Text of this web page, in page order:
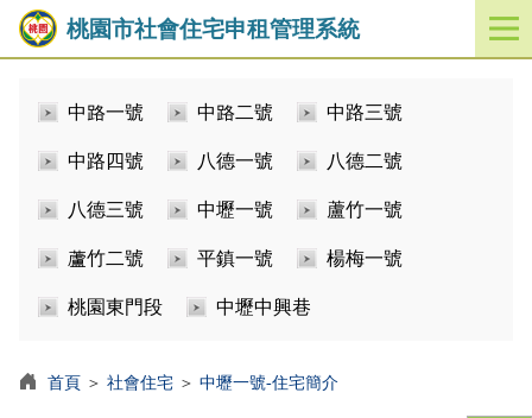
桃園市社會住宅申租管理系統
開
啟
中路一號 中路二號 中路三號
中路四號 八德一號 八德二號
八德三號 中壢一號 蘆竹一號
蘆竹二號 平鎮一號 楊梅一號
桃園東門段 中壢中興巷
首頁 ＞ 社會住宅 ＞ 中壢一號-住宅簡介